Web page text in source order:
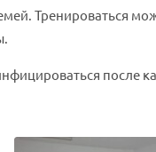
Тренироваться
после